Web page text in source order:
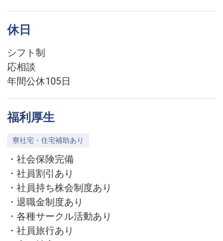
休日
シフト制
応相談
年間公休105日
福利厚生
寮社宅・住宅補助あり
・社会保険完備
・社員割引あり
・社員持ち株会制度あり
・退職金制度あり
・各種サークル活動あり
・社員旅行あり